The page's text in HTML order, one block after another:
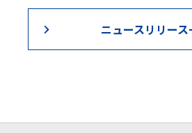
ニュースリリー